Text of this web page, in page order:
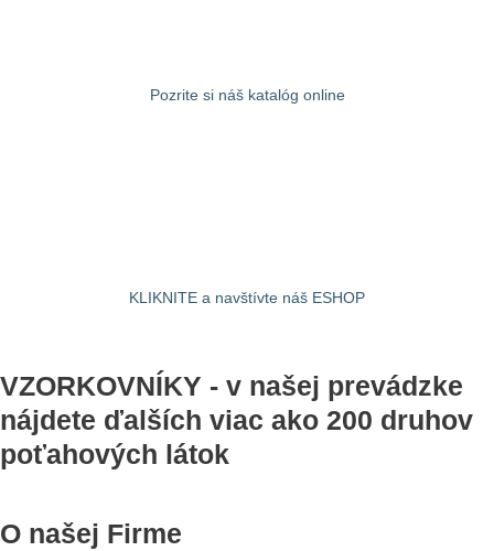
Pozrite si náš katalóg online
KLIKNITE a navštívte náš ESHOP
VZORKOVNÍKY - v našej prevádzke
nájdete ďalších viac ako 200 druhov
poťahových látok
O našej Firme